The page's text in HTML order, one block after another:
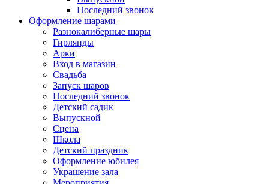
Последний звонок
Оформление шарами
Разнокалиберные шары
Гирлянды
Арки
Вход в магазин
Свадьба
Запуск шаров
Последний звонок
Детский садик
Выпускной
Сцена
Школа
Детский праздник
Оформление юбилея
Украшение зала